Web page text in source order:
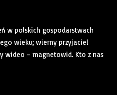
w polskich gospodarstwach
wieku; wierny przyjaciel
wideo – magnetowid. Kto z nas